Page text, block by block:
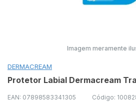
Imagem meramente
DERMACREAM
Protetor Labial Dermacream
EAN: 07898583341305 Código: